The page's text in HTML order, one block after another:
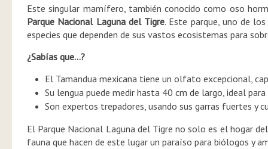
Este singular mamífero, también conocido como oso
Parque Nacional Laguna del Tigre. Este parque, uno de
especies que dependen de sus vastos ecosistemas para
¿Sabías que…?
El Tamandua mexicana tiene un olfato excepcional,
Su lengua puede medir hasta 40 cm de largo, ideal
Son expertos trepadores, usando sus garras fuertes y
El Parque Nacional Laguna del Tigre no solo es el hogar
fauna que hacen de este lugar un paraíso para biólogos y